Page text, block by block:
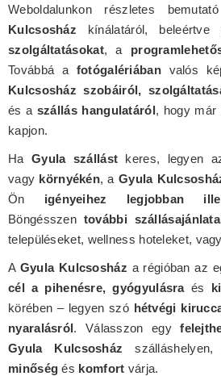
Weboldalunkon részletes
Kulcsosház kínálatáról,
szolgáltatásokat, a
Továbbá a fotógalériábanvalós
Kulcsosház szobáiról,
és a szállás hangulatáról, hogy már
kapjon.
Ha Gyula szállást keres, legyen
vagy környékén, a Gyula
Ön igényeihez legjobban
Böngésszen további
településeket, wellness hoteleket,
A Gyula Kulcsosház a régióban az
cél a pihenésre, gyógyulásraés
körében – legyen szó hétvégi
nyaralásról. Válasszon egy
Gyula Kulcsosház
minőség és komfort várja.